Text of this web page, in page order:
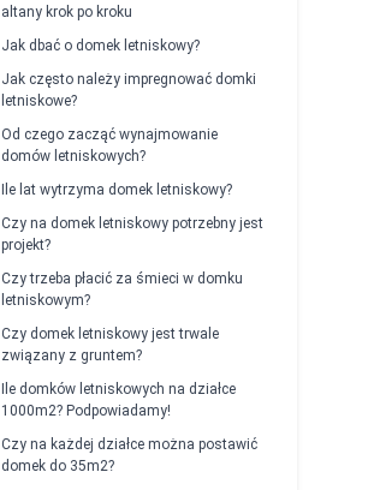
altany krok po kroku
Jak dbać o domek letniskowy?
Jak często należy impregnować domki
letniskowe?
Od czego zacząć wynajmowanie
domów letniskowych?
Ile lat wytrzyma domek letniskowy?
Czy na domek letniskowy potrzebny jest
projekt?
Czy trzeba płacić za śmieci w domku
letniskowym?
Czy domek letniskowy jest trwale
związany z gruntem?
Ile domków letniskowych na działce
1000m2? Podpowiadamy!
Czy na każdej działce można postawić
domek do 35m2?